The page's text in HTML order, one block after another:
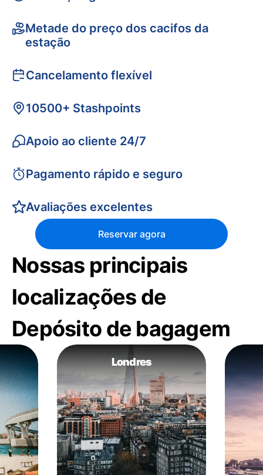
Metade do preço dos cacifos da
estação
Cancelamento flexível
10500+ Stashpoints
Apoio ao cliente 24/7
Pagamento rápido e seguro
Avaliações excelentes
Reservar agora
Nossas principais
localizações de
Depósito de bagagem
Londres